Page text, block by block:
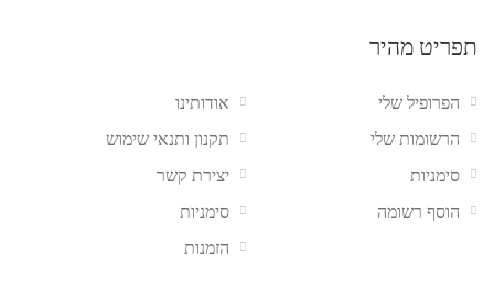
תפריט מהיר
אודותינו
תקנון ותנאי שימוש
יצירת קשר
סימניות
הזמנות
הפרופיל שלי
הרשומות שלי
סימניות
הוסף רשומה